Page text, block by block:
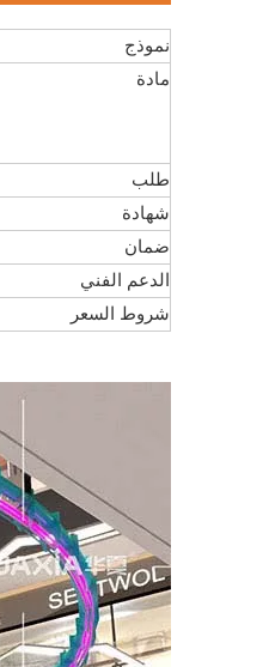
نموذج
مادة
طلب
شهادة
ضمان
الدعم الفني
شروط السعر